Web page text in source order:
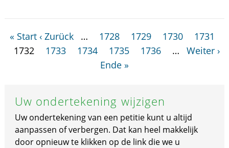
« Start ‹ Zurück … 1728 1729 1730
1731
1732
1733 1734 1735 1736 …
Weiter ›
Ende »
Uw ondertekening wijzigen
Uw ondertekening van een petitie kunt u altijd
aanpassen of verbergen. Dat kan heel makkelijk
door opnieuw te klikken op de link die we u